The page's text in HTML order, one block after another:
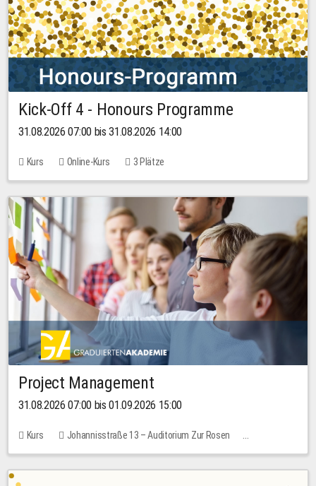
Kick-Off 4 - Honours Programme
31.08.2026 07:00 bis 31.08.2026 14:00
Kurs Online-Kurs 3 Plätze
Project Management
31.08.2026 07:00 bis 01.09.2026 15:00
Kurs
Johannisstraße 13 – Auditorium Zur Rosen
Keine freien Plätze
30,00 EUR